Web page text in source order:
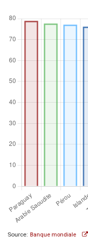
Opérateur
d’agrégation
Moyenne
Source: Banque mondiale